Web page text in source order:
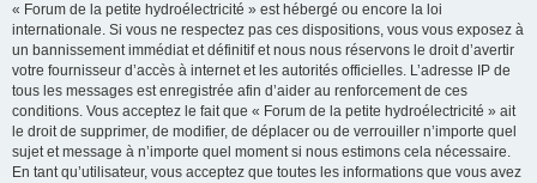
« Forum de la petite hydroélectricité » est hébergé ou encore la loi
internationale. Si vous ne respectez pas ces dispositions, vous vous exposez à
un bannissement immédiat et définitif et nous nous réservons le droit d’avertir
votre fournisseur d’accès à internet et les autorités officielles. L’adresse IP de
tous les messages est enregistrée afin d’aider au renforcement de ces
conditions. Vous acceptez le fait que « Forum de la petite hydroélectricité » ait
le droit de supprimer, de modifier, de déplacer ou de verrouiller n’importe quel
sujet et message à n’importe quel moment si nous estimons cela nécessaire.
En tant qu’utilisateur, vous acceptez que toutes les informations que vous avez